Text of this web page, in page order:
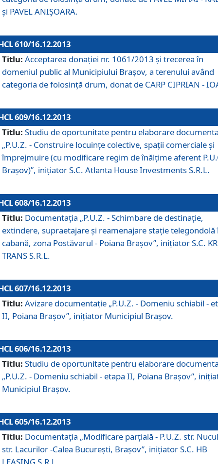
şi PAVEL ANIŞOARA.
610/16.12.2013
Titlu: Acceptarea donaţiei nr. 1061/2013 şi trecerea în
domeniul public al Municipiului Braşov, a terenului având
categoria de folosinţă drum, donat de CARP CIPRIAN -
609/16.12.2013
Titlu: Studiu de oportunitate pentru elaborare
„P.U.Z. - Construire locuinţe colective, spaţii comerciale şi
împrejmuire (cu modificare regim de înălţime aferent
Braşov)”, iniţiator S.C. Atlanta House Investments S.R.L.
608/16.12.2013
Titlu: Documentaţia „P.U.Z. - Schimbare de destinaţie,
extindere, supraetajare şi reamenajare staţie telegondolă
cabană, zona Postăvarul - Poiana Braşov”, iniţiator S.C.
TRANS S.R.L.
607/16.12.2013
Titlu: Avizare documentaţie „P.U.Z. - Domeniu schiabil -
II, Poiana Braşov”, iniţiator Municipiul Braşov.
606/16.12.2013
Titlu: Studiu de oportunitate pentru elaborare
„P.U.Z. - Domeniu schiabil - etapa II, Poiana Braşov”,
Municipiul Braşov.
605/16.12.2013
Titlu: Documentaţia „Modificare parţială - P.U.Z. str.
str. Lacurilor -Calea Bucureşti, Braşov”, iniţiator S.C. HB